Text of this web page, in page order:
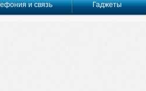
и связь Гаджеты